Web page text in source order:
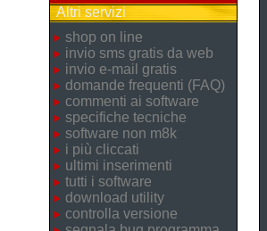
Altri servizi
shop on line
invio sms gratis da web
invio e-mail gratis
domande frequenti (FAQ)
commenti ai software
specifiche tecniche
software non m8k
i più cliccati
ultimi inserimenti
tutti i software
download utility
controlla versione